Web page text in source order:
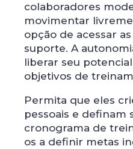
colaboradores
movimentar
opção de acessar
suporte. A
liberar seu
objetivos de
Permita que eles
pessoais e definam
cronograma de
os a definir metas